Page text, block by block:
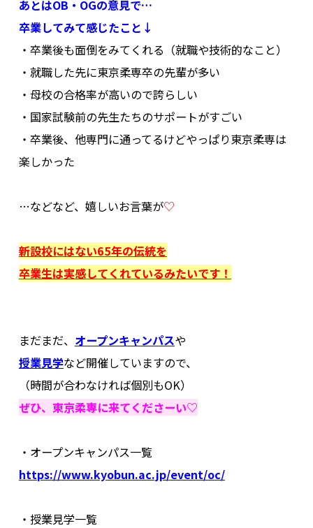
あとはOB・OGの意見で…
卒業してみて感じたこと↓
・卒業後も面倒をみてくれる（就職や技術的なこと）
・就職した先に東京柔専卒の先輩が多い
・母校の合格率が高いので誇らしい
・国家試験前の先生たちのサポートがすごい
・卒業後、他専門に通ってるけどやっぱり東京柔専は
楽しかった
…などなど、嬉しいお言葉が♡
新設校にはない65年の伝統を
卒業生は実感してくれているみたいです！
まだまだ、 オープンキャンパスや
授業見学など開催していますので、
（時間が合わなければ個別もOK）
ぜひ、東京柔専に来てくださーい♡
・オープンキャンパス一覧
https://www.kyobun.ac.jp/event/oc/
・授業見学一覧